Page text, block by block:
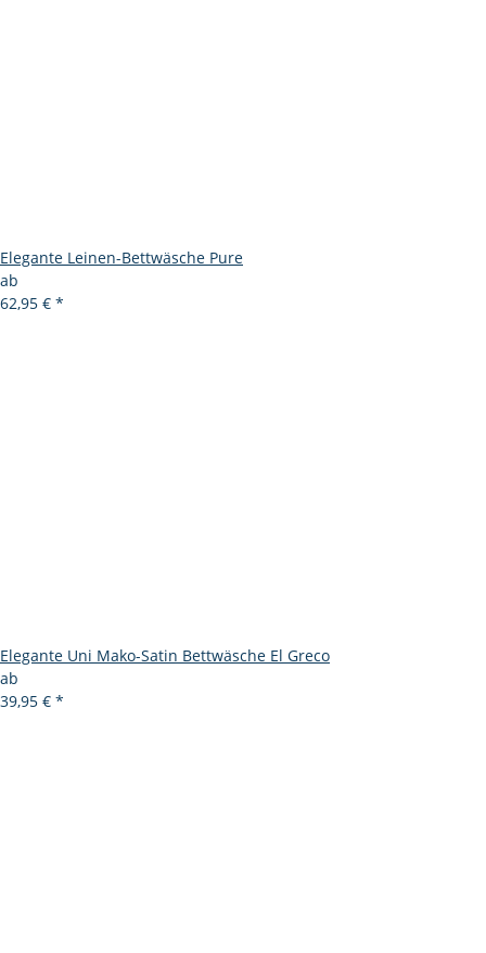
Elegante Leinen-Bettwäsche Pure
ab
62,95 € *
Elegante Uni Mako-Satin Bettwäsche El Greco
ab
39,95 € *